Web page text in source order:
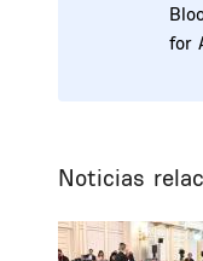
for
Noticias